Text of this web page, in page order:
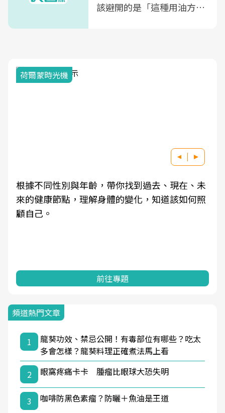
該避開的是「這種用油方
荷爾蒙時光機
根據不同性別與年齡，帶你找到過去、現在、未
來的健康節點，理解身體的變化，知道該如何照
顧自己。
前往專題
頻道熱門文章
1
龍葵功效、禁忌公開！有毒部位有哪些？吃太
多會怎樣？龍葵料理正確煮法馬上看
2
眼窩疼痛卡卡 腫瘤比眼球大恐失明
3 咖啡防黑色素瘤？防曬＋魚油是王道